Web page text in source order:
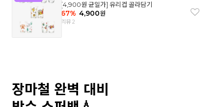
[4,900원 균일가] 유리컵 골라담기
67% 4,900원
리뷰 2
장마철 완벽 대비